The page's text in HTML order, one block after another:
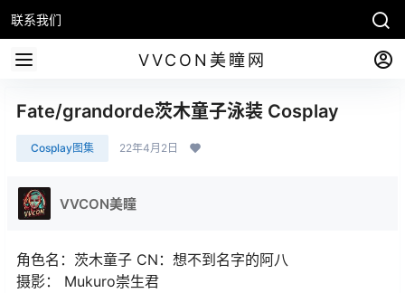
联系我们
VVCON美瞳网
Fate/grandorde茨木童子泳装 Cosplay
Cosplay图集 22年4月2日
VVCON美瞳
角色名：茨木童子 CN：想不到名字的阿八
摄影： Mukuro崇生君